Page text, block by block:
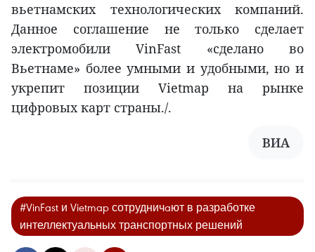
вьетнамских технологических компаний.
Данное соглашение не только сделает
электромобили VinFast «сделано во
Вьетнаме» более умными и удобными, но и
укрепит позиции Vietmap на рынке
цифровых карт страны./.
ВИА
#VinFast и Vietmap сотрудничaют в разработке
интеллектуальных транспортных решений